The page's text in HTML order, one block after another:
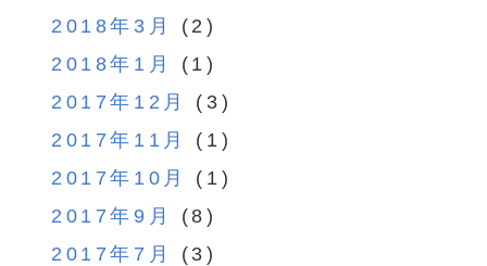
2018年3月
(2)
2018年1月
(1)
2017年12月
(3)
2017年11月
(1)
2017年10月
(1)
2017年9月
(8)
2017年7月
(3)